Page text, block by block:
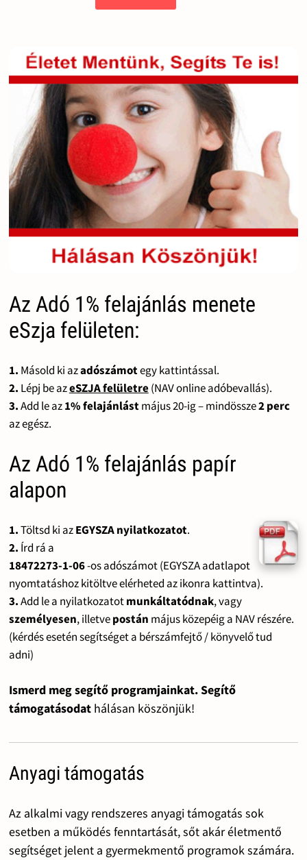
Az Adó 1% felajánlás menete
eSzja felületen:
1. Másold ki azadószámotegy kattintással.
2. Lépj be azeSZJA felületre(NAV online adóbevallás).
3.Add le az1% felajánlástmájus 20-ig – mindössze2 perc
az egész.
Az Adó 1% felajánlás papír
alapon
1.Töltsd ki azEGYSZA nyilatkozatot.
2. Írd rá a
18472273-1-06-os adószámot (EGYSZA adatlapot
nyomtatáshoz kitöltve elérheted az ikonra kattintva).
3.Add le a nyilatkozatotmunkáltatódnak, vagy
személyesen, illetvepostán május közepéig a NAV részére.
(kérdés esetén segítséget a bérszámfejtő / könyvelő tud
adni)
Ismerd meg segítő programjainkat. Segítő
támogatásodat hálásan köszönjük!
Anyagi támogatás
Az alkalmi vagy rendszeres anyagi támogatás sok
esetben a működés fenntartását, sőt akár életmentő
segítséget jelent a gyermekmentő programok számára.